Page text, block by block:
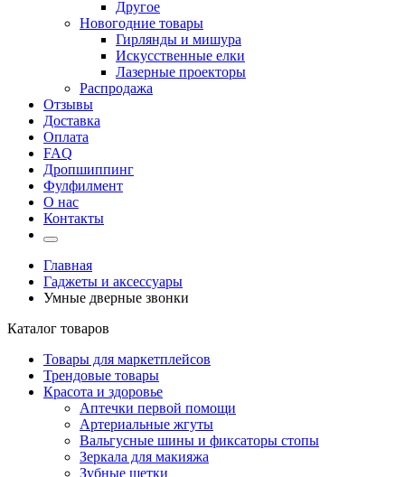
Другое
Новогодние товары
Гирлянды и мишура
Искусственные елки
Лазерные проекторы
Распродажа
Отзывы
Доставка
Оплата
FAQ
Дропшиппинг
Фулфилмент
О нас
Контакты
Главная
Гаджеты и аксессуары
Умные дверные звонки
Каталог товаров
Товары для маркетплейсов
Трендовые товары
Красота и здоровье
Аптечки первой помощи
Артериальные жгуты
Вальгусные шины и фиксаторы стопы
Зеркала для макияжа
Зубные щетки